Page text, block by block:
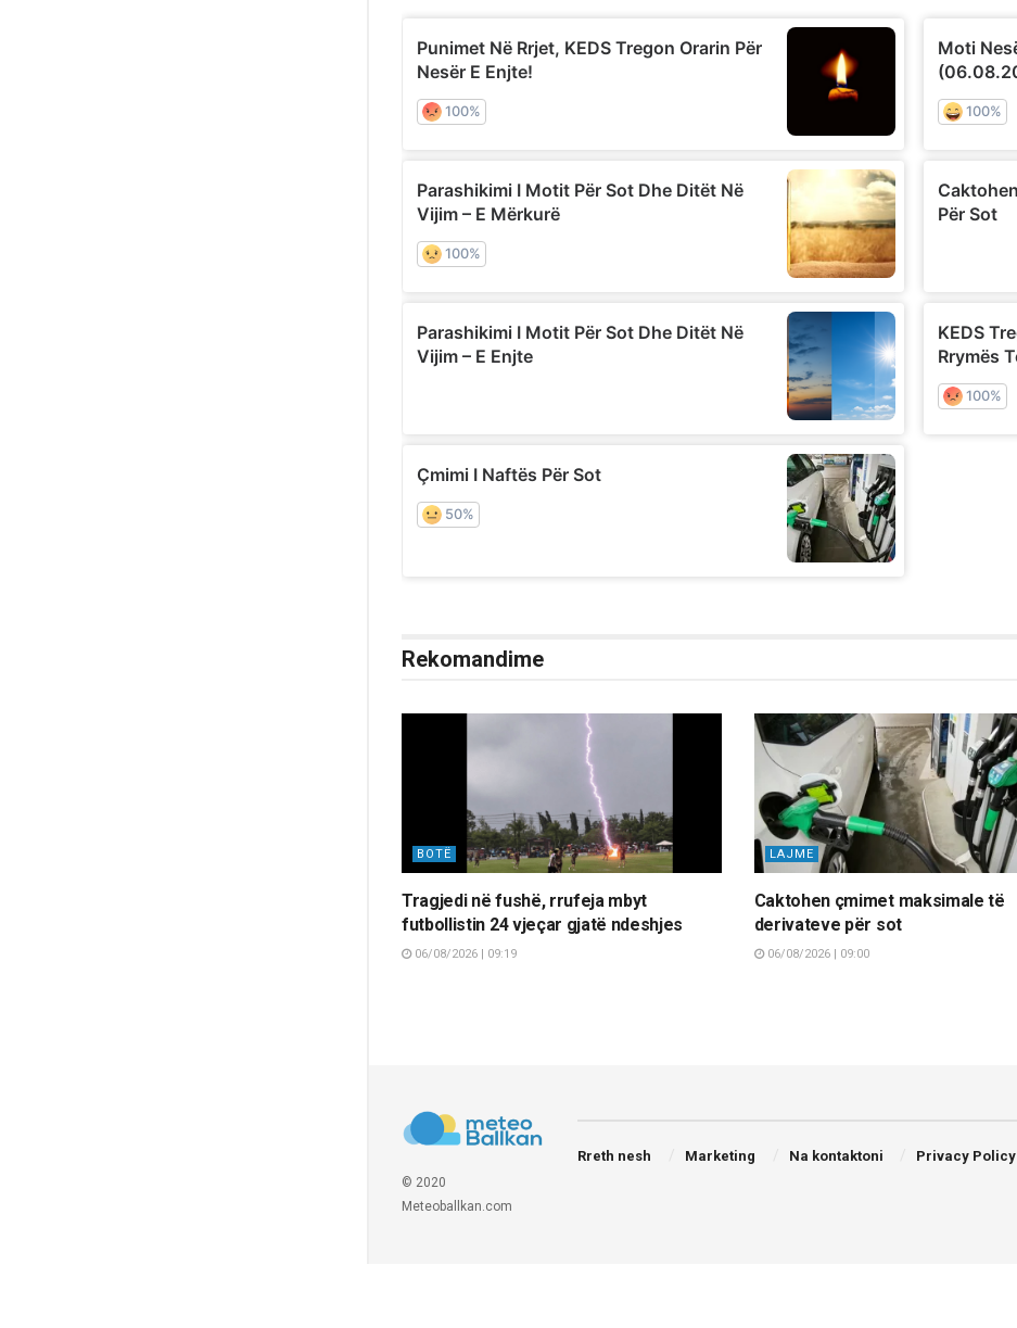
Rekomandime
BOTË
Tragjedi në fushë, rrufeja mbyt
futbollistin 24 vjeçar gjatë ndeshjes
06/08/2026 | 09:19
LAJME
Caktohen çmimet maksimale të
derivateve për sot
06/08/2026 | 09:00
© 2020
Meteoballkan.com
Rreth nesh Marketing Na kontaktoni Privacy Policy